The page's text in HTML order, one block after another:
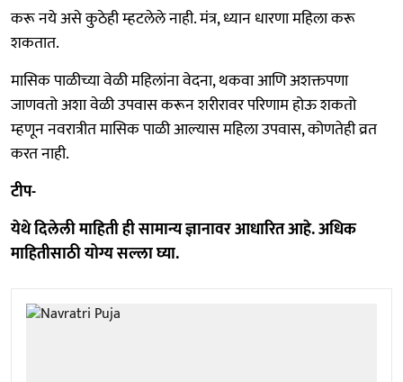
करू नये असे कुठेही म्हटलेले नाही. मंत्र, ध्यान धारणा महिला करू
शकतात.
मासिक पाळीच्या वेळी महिलांना वेदना, थकवा आणि अशक्तपणा
जाणवतो अशा वेळी उपवास करून शरीरावर परिणाम होऊ शकतो
म्हणून नवरात्रीत मासिक पाळी आल्यास महिला उपवास, कोणतेही व्रत
करत नाही.
टीप-
येथे दिलेली माहिती ही सामान्य ज्ञानावर आधारित आहे. अधिक
माहितीसाठी योग्य सल्ला घ्या.